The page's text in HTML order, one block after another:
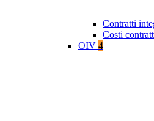
Contratti
Costi
OIV 4